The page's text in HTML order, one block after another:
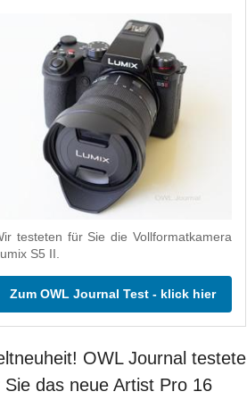
testeten für Sie die Vollformatkamera
S5 II.
Zum OWL Journal Test - klick hier
OWL Journal testete
Sie das neue Artist Pro 16